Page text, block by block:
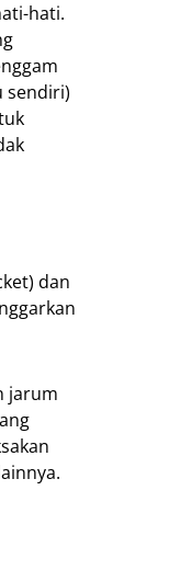
hati.
sendiri)
dan
jarum